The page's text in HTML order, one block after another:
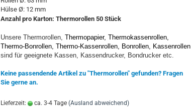
Hülse Ø: 12 mm
Anzahl pro Karton: Thermorollen 50 Stück
Unsere Thermorollen, Thermopapier, Thermokassenrollen,
Thermo-Bonrollen, Thermo-Kassenrollen, Bonrollen, Kassenrollen
sind für geeignete Kassen, Kassendrucker, Bondrucker etc.
Keine passendende Artikel zu "Thermorollen" gefunden? Fragen
Sie gerne an.
Lieferzeit: ca. 3-4 Tage (Ausland abweichend)